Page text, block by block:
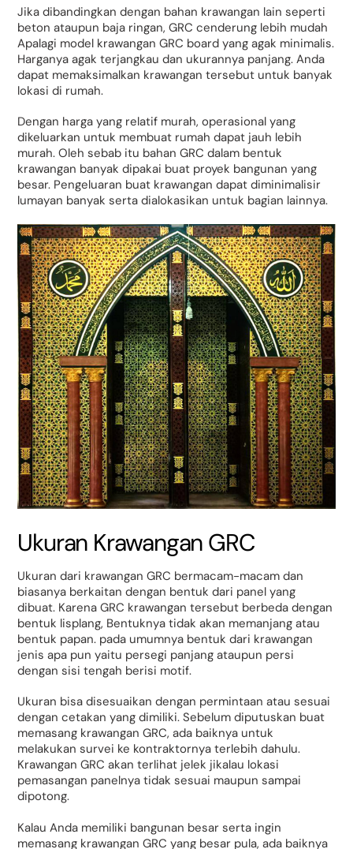
Jika dibandingkan dengan bahan krawangan lain seperti
beton ataupun baja ringan, GRC cenderung lebih mudah
Apalagi model krawangan GRC board yang agak minimalis.
Harganya agak terjangkau dan ukurannya panjang. Anda
dapat memaksimalkan krawangan tersebut untuk banyak
lokasi di rumah.
Dengan harga yang relatif murah, operasional yang
dikeluarkan untuk membuat rumah dapat jauh lebih
murah. Oleh sebab itu bahan GRC dalam bentuk
krawangan banyak dipakai buat proyek bangunan yang
besar. Pengeluaran buat krawangan dapat diminimalisir
lumayan banyak serta dialokasikan untuk bagian lainnya.
Ukuran Krawangan GRC
Ukuran dari krawangan GRC bermacam-macam dan
biasanya berkaitan dengan bentuk dari panel yang
dibuat. Karena GRC krawangan tersebut berbeda dengan
bentuk lisplang, Bentuknya tidak akan memanjang atau
bentuk papan. pada umumnya bentuk dari krawangan
jenis apa pun yaitu persegi panjang ataupun persi
dengan sisi tengah berisi motif.
Ukuran bisa disesuaikan dengan permintaan atau sesuai
dengan cetakan yang dimiliki. Sebelum diputuskan buat
memasang krawangan GRC, ada baiknya untuk
melakukan survei ke kontraktornya terlebih dahulu.
Krawangan GRC akan terlihat jelek jikalau lokasi
pemasangan panelnya tidak sesuai maupun sampai
dipotong.
Kalau Anda memiliki bangunan besar serta ingin
memasang krawangan GRC yang besar pula, ada baiknya